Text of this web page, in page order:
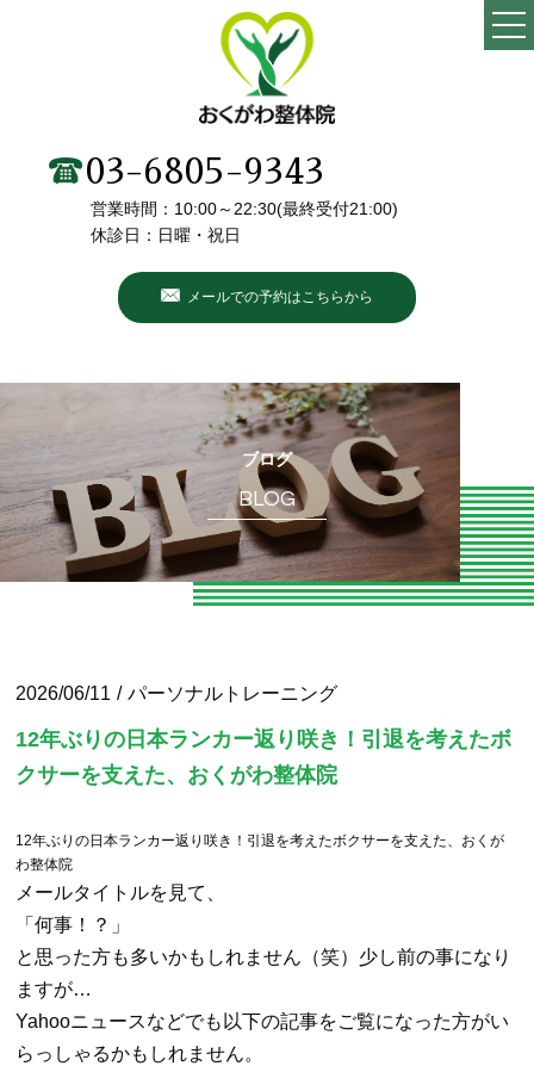
当院の特徴
施術メニュー・料金
院長・スタッフ紹介
初めての方へ
こんなお悩みありませんか？
ブログ
お知らせ
専門家向けセミナー
O脚専門
専門家やトレーナーの声
エクササイズ紹介
当院の整体とは
パーソナルトレーニング
03-6805-9343
営業時間：10:00～22:30(最終受付21:00)
休診日：日曜・祝日
メールでの予約はこちらから
ブログ
BLOG
2026/06/11 パーソナルトレーニング
12年ぶりの日本ランカー返り咲き！引退を考えたボ
クサーを支えた、おくがわ整体院
12年ぶりの日本ランカー返り咲き！引退を考えたボクサーを支えた、おくが
わ整体院
メールタイトルを見て、
「何事！？」
と思った方も多いかもしれません（笑）少し前の事になり
ますが…
Yahooニュースなどでも以下の記事をご覧になった方がい
らっしゃるかもしれません。